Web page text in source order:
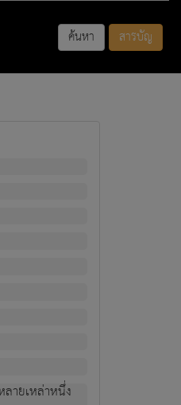
ค้นหา สารบัญ
ายเหล่าหนึ่ง